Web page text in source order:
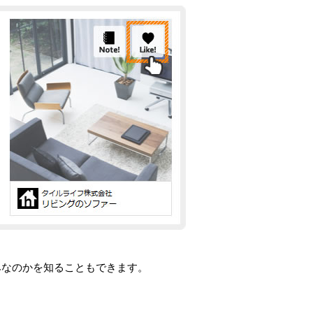
のかを知ることもできます。